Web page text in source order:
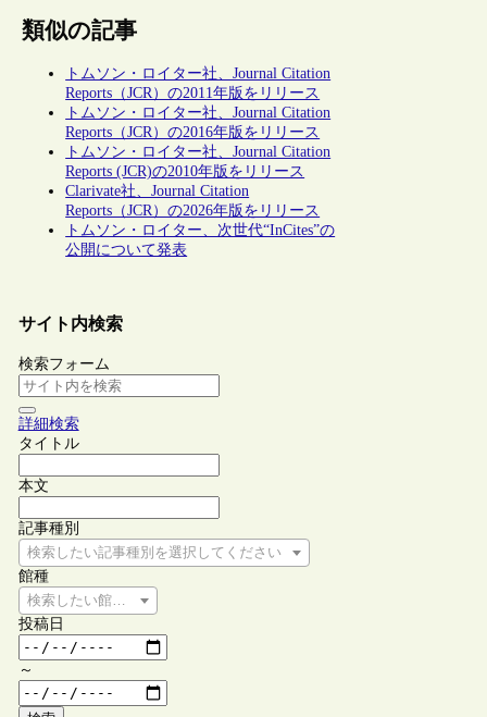
類似の記事
トムソン・ロイター社、Journal Citation
Reports（JCR）の2011年版をリリース
トムソン・ロイター社、Journal Citation
Reports（JCR）の2016年版をリリース
トムソン・ロイター社、Journal Citation
Reports (JCR)の2010年版をリリース
Clarivate社、Journal Citation
Reports（JCR）の2026年版をリリース
トムソン・ロイター、次世代“InCites”の
公開について発表
サイト内検索
検索フォーム
詳細検索
タイトル
本文
記事種別
検索したい記事種別を選択してください
館種
検索したい館種を選択してください
投稿日
～